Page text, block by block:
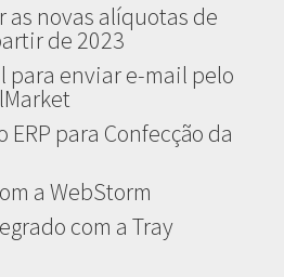
as novas alíquotas de
de 2023
para enviar e-mail pelo
para Confecção da
a WebStorm
com a Tray